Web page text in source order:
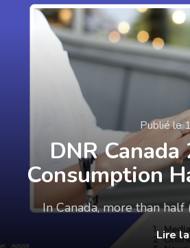
Publié le
DNR
Consumption
In Canada, more than
Lire